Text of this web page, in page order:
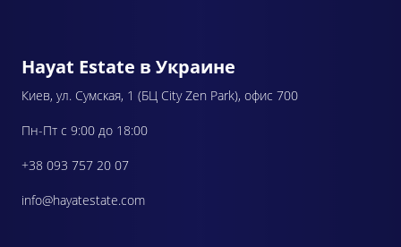
Hayat Estate в Украине
Киев, ул. Сумская, 1 (БЦ City Zen Park), офис 700
Пн-Пт с 9:00 до 18:00
+38 093 757 20 07
info@hayatestate.com